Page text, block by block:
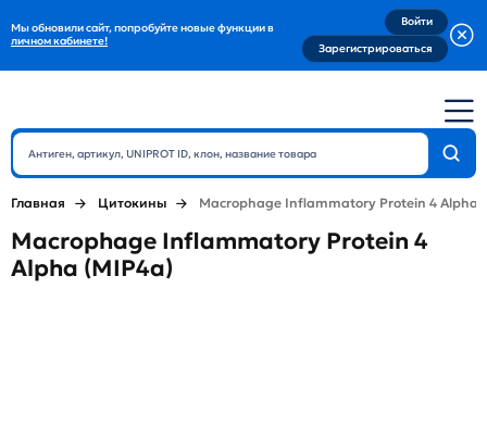
Мы обновили сайт, попробуйте новые функции в
личном кабинете!
Войти
Зарегистрироваться
Главная Цитокины Macrophage Inflammatory Protein 4 Alpha
Macrophage Inflammatory Protein 4
Alpha (MIP4a)